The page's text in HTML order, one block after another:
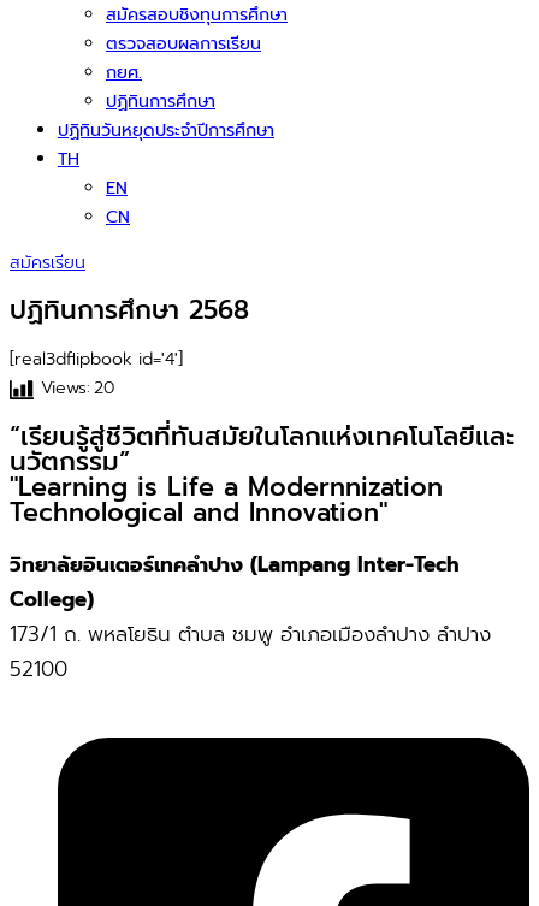
สมัครสอบชิงทุนการศึกษา
ตรวจสอบผลการเรียน
กยศ.
ปฏิทินการศึกษา
ปฏิทินวันหยุดประจำปีการศึกษา
TH
EN
CN
สมัครเรียน
ปฏิทินการศึกษา 2568
[real3dflipbook id='4']
Views:20
“เรียนรู้สู่ชีวิตที่ทันสมัยในโลกแห่งเทคโนโลยีและ
นวัตกรรม”
"Learning is Life a Modernnization
Technological and Innovation"
วิทยาลัยอินเตอร์เทคลำปาง (Lampang Inter-Tech
College)
173/1 ถ. พหลโยธิน ตำบล ชมพู อำเภอเมืองลำปาง ลำปาง
52100